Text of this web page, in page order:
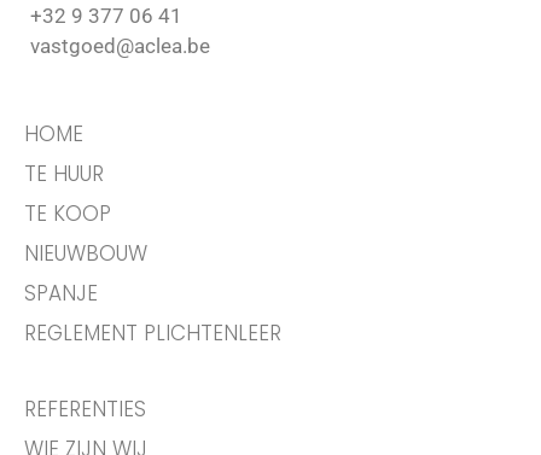
+32 9 377 06 41
vastgoed@aclea.be
HOME
TE HUUR
TE KOOP
NIEUWBOUW
SPANJE
REGLEMENT PLICHTENLEER
REFERENTIES